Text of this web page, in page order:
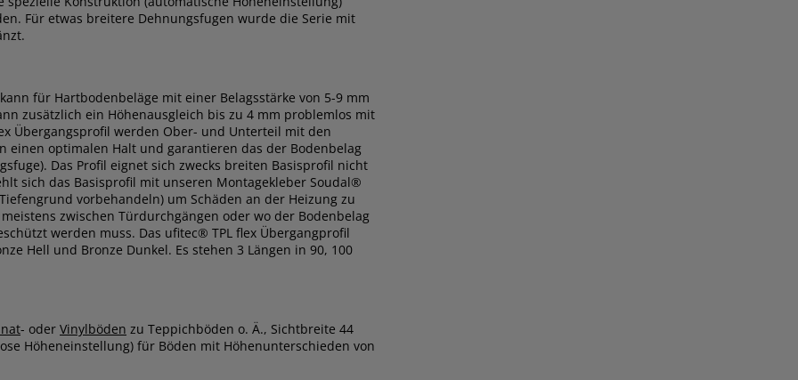
Für etwas breitere Dehnungsfugen wurde die Serie mit
für Hartbodenbeläge mit einer Belagsstärke von 5-9 mm
zusätzlich ein Höhenausgleich bis zu 4 mm problemlos mit
Übergangsprofil werden Ober- und Unterteil mit den
einen optimalen Halt und garantieren das der Bodenbelag
Das Profil eignet sich zwecks breiten Basisprofil nicht
sich das Basisprofil mit unseren Montagekleber Soudal®
vorbehandeln) um Schäden an der Heizung zu
zwischen Türdurchgängen oder wo der Bodenbelag
werden muss. Das ufitec® TPL flex Übergangprofil
Hell und Bronze Dunkel. Es stehen 3 Längen in 90, 100
- oder Vinylböden zu Teppichböden o. Ä., Sichtbreite 44
Höheneinstellung) für Böden mit Höhenunterschieden von